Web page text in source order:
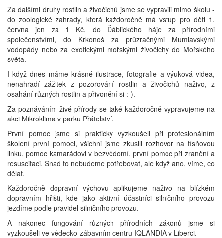
Za dalšími druhy rostlin a živočichů jsme se vypravili mimo školu -
do zoologické zahrady, která každoročně má vstup pro děti 1.
června jen za 1 Kč, do Ďáblického háje za přírodními
společenstvími, do Krkonoš za průzračnými Mumlavskými
vodopády nebo za exotickými mořskými živočichy do Mořského
světa.
I když dnes máme krásné ilustrace, fotografie a výuková videa,
nenahradí zážitek z pozorování rostlin a živočichů naživo, z
osahání různých rostlin a přivonění si :-).
Za poznáváním živé přírody se také každoročně vypravujeme na
akci Mikroklima v parku Přátelství.
První pomoc jsme si prakticky vyzkoušeli při profesionálním
školení první pomoci, všichni jsme zkusili rozhovor na tísňovou
linku, pomoc kamarádovi v bezvědomí, první pomoc při zranění a
resuscitaci. Snad to nebudeme potřebovat, ale když ano, víme, co
dělat.
Každoročně dopravní výchovu aplikujeme naživo na blízkém
dopravním hřišti, kde jako aktivní účastníci silničního provozu
jezdíme podle pravidel silničního provozu.
A nakonec fungování různých přírodních zákonů jsme si
vyzkoušeli ve vědecko-zábavním centru IQLANDIA v Liberci.